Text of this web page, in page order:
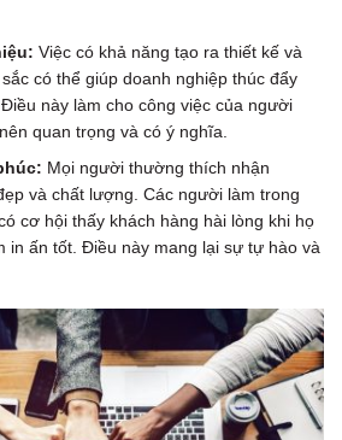
Việc có khả năng tạo ra thiết kế và
có thể giúp doanh nghiệp thúc đẩy
này làm cho công việc của người
quan trọng và có ý nghĩa.
Mọi người thường thích nhận
và chất lượng. Các người làm trong
cơ hội thấy khách hàng hài lòng khi họ
in ấn tốt. Điều này mang lại sự tự hào và